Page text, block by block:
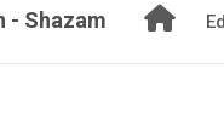
- Shazam